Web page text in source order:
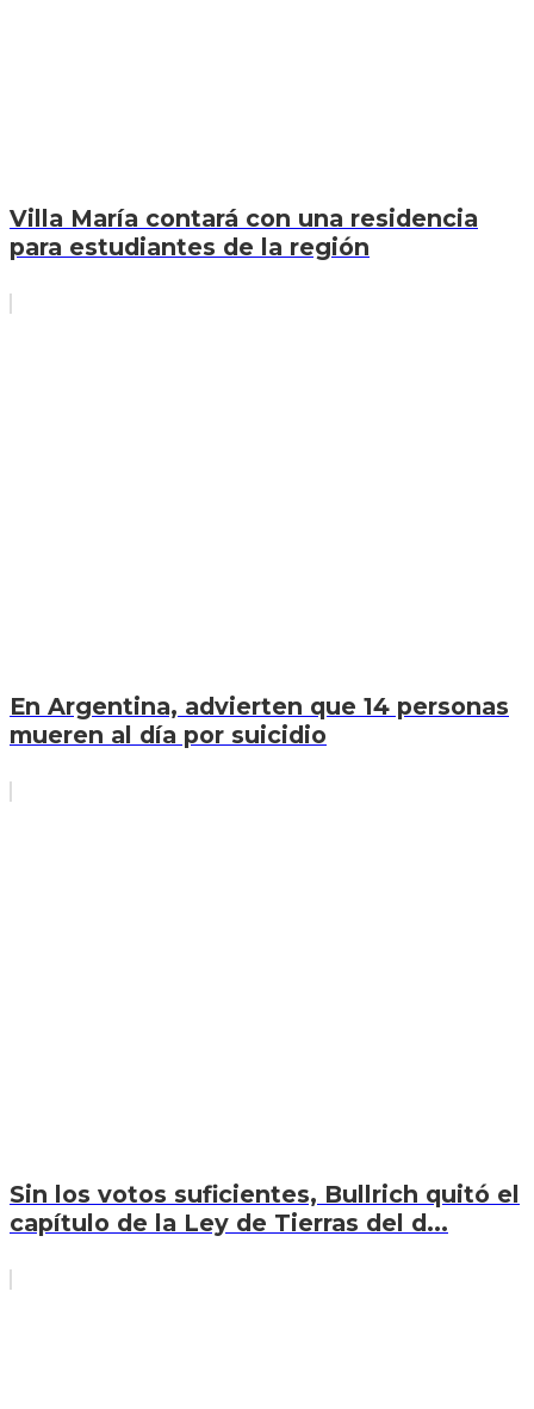
Villa María contará con una residencia
para estudiantes de la región
En Argentina, advierten que 14 personas
mueren al día por suicidio
Sin los votos suficientes, Bullrich quitó el
capítulo de la Ley de Tierras del d...